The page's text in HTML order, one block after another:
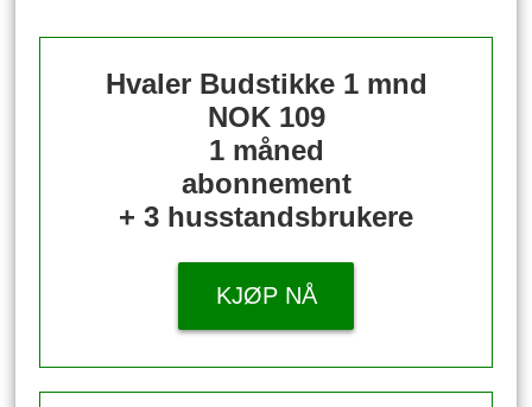
Hvaler Budstikke 1 mnd
NOK 109
1 måned
abonnement
+ 3 husstandsbrukere
KJØP NÅ